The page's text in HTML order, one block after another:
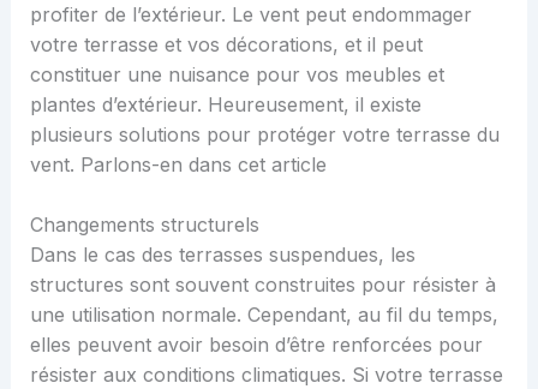
profiter de l’extérieur. Le vent peut endommager
votre terrasse et vos décorations, et il peut
constituer une nuisance pour vos meubles et
plantes d’extérieur. Heureusement, il existe
plusieurs solutions pour protéger votre terrasse du
vent. Parlons-en dans cet article
Changements structurels
Dans le cas des terrasses suspendues, les
structures sont souvent construites pour résister à
une utilisation normale. Cependant, au fil du temps,
elles peuvent avoir besoin d’être renforcées pour
résister aux conditions climatiques. Si votre terrasse